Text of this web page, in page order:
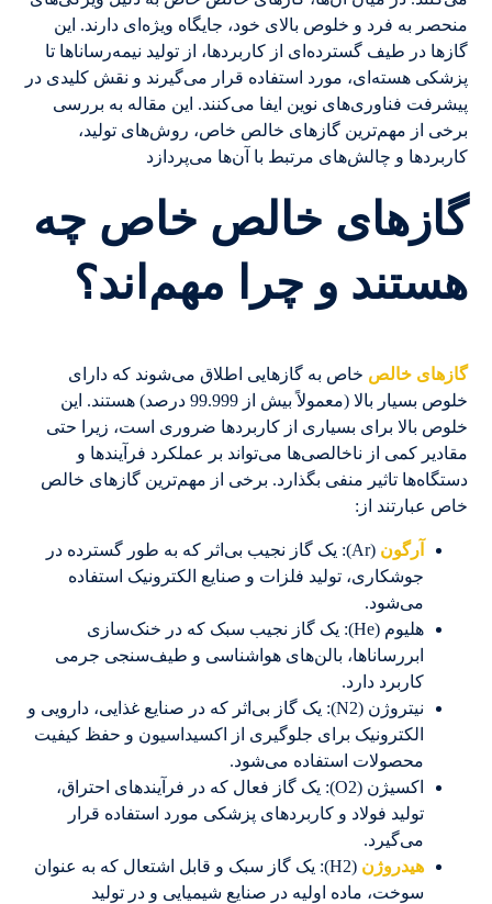
منحصر به فرد و خلوص بالای خود، جایگاه ویژه‌ای دارند. این
گازها در طیف گسترده‌ای از کاربردها، از تولید نیمه‌رساناها تا
پزشکی هسته‌ای، مورد استفاده قرار می‌گیرند و نقش کلیدی در
پیشرفت فناوری‌های نوین ایفا می‌کنند. این مقاله به بررسی
برخی از مهم‌ترین گازهای خالص خاص، روش‌های تولید،
کاربردها و چالش‌های مرتبط با آن‌ها می‌پردازد
گازهای خالص خاص چه
هستند و چرا مهم‌اند؟
گازهای خالص خاص به گازهایی اطلاق می‌شوند که دارای
خلوص بسیار بالا (معمولاً بیش از 99.999 درصد) هستند. این
خلوص بالا برای بسیاری از کاربردها ضروری است، زیرا حتی
مقادیر کمی از ناخالصی‌ها می‌تواند بر عملکرد فرآیندها و
دستگاه‌ها تاثیر منفی بگذارد. برخی از مهم‌ترین گازهای خالص
خاص عبارتند از:
آرگون
(Ar): یک گاز نجیب بی‌اثر که به طور گسترده در
جوشکاری، تولید فلزات و صنایع الکترونیک استفاده
می‌شود.
هلیوم (He): یک گاز نجیب سبک که در خنک‌سازی
ابررساناها، بالن‌های هواشناسی و طیف‌سنجی جرمی
کاربرد دارد.
نیتروژن (N2): یک گاز بی‌اثر که در صنایع غذایی، دارویی و
الکترونیک برای جلوگیری از اکسیداسیون و حفظ کیفیت
محصولات استفاده می‌شود.
اکسیژن (O2): یک گاز فعال که در فرآیندهای احتراق،
تولید فولاد و کاربردهای پزشکی مورد استفاده قرار
می‌گیرد.
هیدروژن
(H2): یک گاز سبک و قابل اشتعال که به عنوان
سوخت، ماده اولیه در صنایع شیمیایی و در تولید